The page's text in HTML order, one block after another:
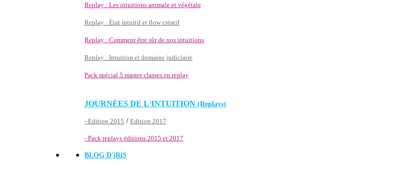
Replay : Les intuitions animale et végétale
Replay : État intuitif et flow créatif
Replay : Comment être sûr de nos intuitions
Replay : Intuition et domaine judiciaire
Pack spécial 5 master classes en replay
JOURNÉES DE L'INTUITION (Replays)
- Edition 2015 / Edition 2017
- Pack replays éditions 2015 et 2017
BLOG D'iRiS